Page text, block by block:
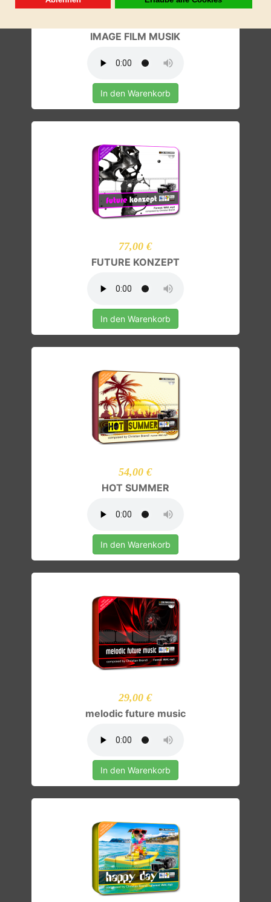
IMAGE FILM MUSIK
In den Warenkorb
77,00 €
FUTURE KONZEPT
In den Warenkorb
54,00 €
HOT SUMMER
In den Warenkorb
29,00 €
melodic future music
In den Warenkorb